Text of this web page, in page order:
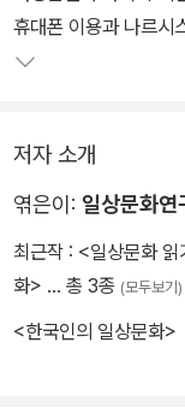
휴대폰 이용과 나르시
저자 소개
엮은이: 일상문화연
최근작 : <일상문화 읽
화> … 총 3종 (모두보기)
<한국인의 일상문화>